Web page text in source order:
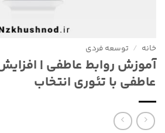
خانه / توسعه فردی
آموزش روابط عاطفی |
عاطفی با تئوری انتخاب